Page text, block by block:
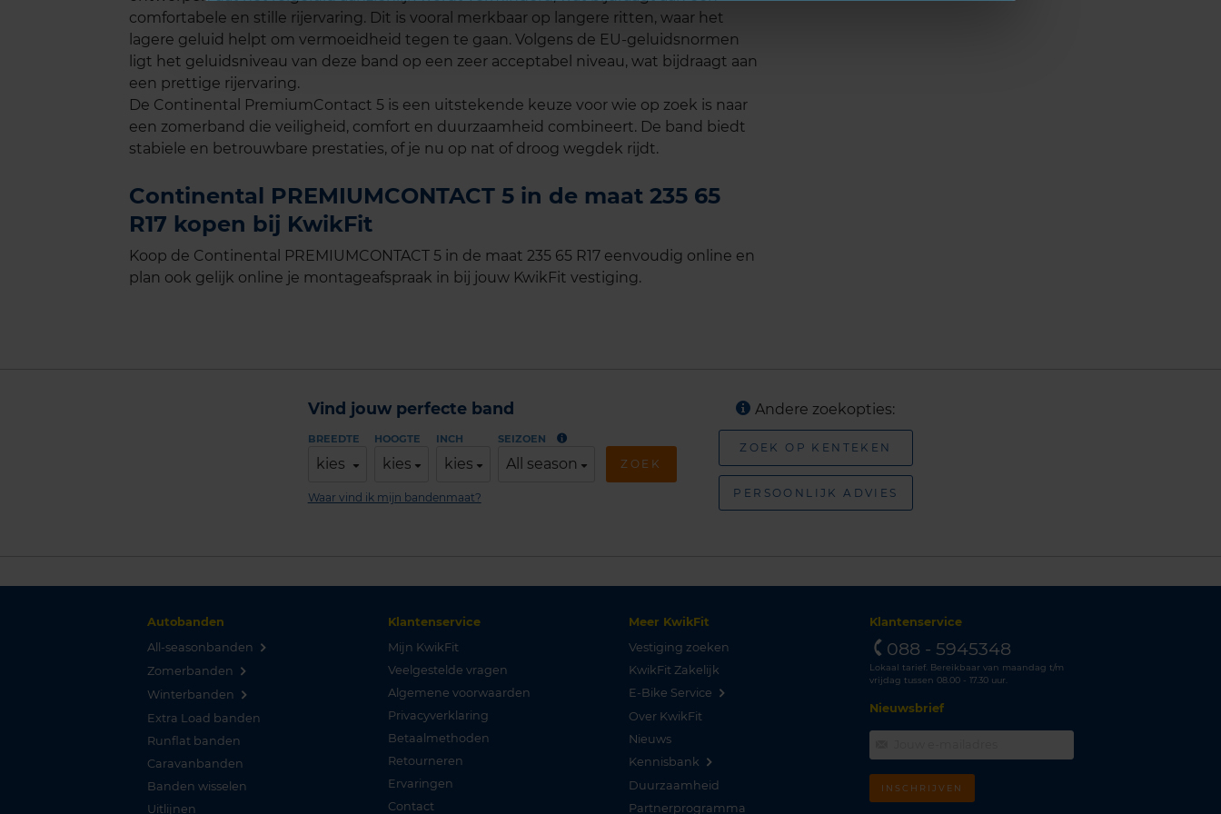
comfortabele en stille rijervaring. Dit is vooral merkbaar op langere ritten, waar het
lagere geluid helpt om vermoeidheid tegen te gaan. Volgens de EU-geluidsnormen
ligt het geluidsniveau van deze band op een zeer acceptabel niveau, wat bijdraagt aan
een prettige rijervaring.
De Continental PremiumContact 5 is een uitstekende keuze voor wie op zoek is naar
een zomerband die veiligheid, comfort en duurzaamheid combineert. De band biedt
stabiele en betrouwbare prestaties, of je nu op nat of droog wegdek rijdt.
Continental PREMIUMCONTACT 5 in de maat 235 65
R17 kopen bij KwikFit
Koop de Continental PREMIUMCONTACT 5 in de maat 235 65 R17 eenvoudig online en
plan ook gelijk online je montageafspraak in bij jouw KwikFit vestiging.
Vind jouw perfecte band
BREEDTE
kies
HOOGTE
kies
INCH
kies
SEIZOEN
All season ZOEK
Waar vind ik mijn bandenmaat?
Andere zoekopties:
ZOEK OP KENTEKEN
PERSOONLIJK ADVIES
Autobanden
All-seasonbanden
Zomerbanden
Winterbanden
Extra Load banden
Runflat banden
Caravanbanden
Banden wisselen
Uitlijnen
Klantenservice
Mijn KwikFit
Veelgestelde vragen
Algemene voorwaarden
Privacyverklaring
Betaalmethoden
Retourneren
Ervaringen
Contact
Meer KwikFit
Vestiging zoeken
KwikFit Zakelijk
E-Bike Service
Over KwikFit
Nieuws
Kennisbank
Duurzaamheid
Partnerprogramma
Klantenservice
088 - 5945348
Lokaal tarief. Bereikbaar van maandag t/m
vrijdag tussen 08.00 - 17.30 uur.
Nieuwsbrief
INSCHRIJVEN